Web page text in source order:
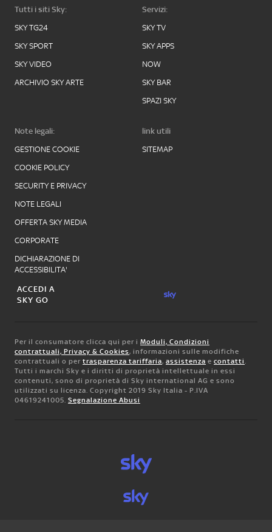
Tutti i siti Sky:
SKY TG24
SKY SPORT
SKY VIDEO
ARCHIVIO SKY ARTE
Servizi:
SKY TV
SKY APPS
NOW
SKY BAR
SPAZI SKY
Note legali:
GESTIONE COOKIE
COOKIE POLICY
SECURITY E PRIVACY
NOTE LEGALI
OFFERTA SKY MEDIA
CORPORATE
DICHIARAZIONE DI
ACCESSIBILITA'
link utili
SITEMAP
ACCEDI A
SKY GO
Per il consumatore clicca qui per i Moduli, Condizioni
contrattuali, Privacy & Cookies, informazioni sulle modifiche
contrattuali o per trasparenza tariffaria, assistenza e contatti.
Tutti i marchi Sky e i diritti di proprietà intellettuale in essi
contenuti, sono di proprietà di Sky international AG e sono
utilizzati su licenza. Copyright 2019 Sky Italia - P.IVA
04619241005. Segnalazione Abusi